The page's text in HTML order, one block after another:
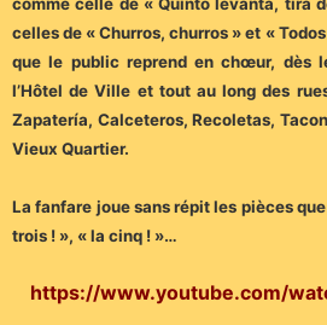
comme celle de « Quinto levanta, tira
celles de « Churros, churros » et «
que le public reprend en chœur, dès
l’Hôtel de Ville et tout au long des
Zapatería, Calceteros, Recoletas,
Vieux Quartier.
La fanfare joue sans répit les pièces
trois ! », « la cinq ! »…
https://www.youtube.com/